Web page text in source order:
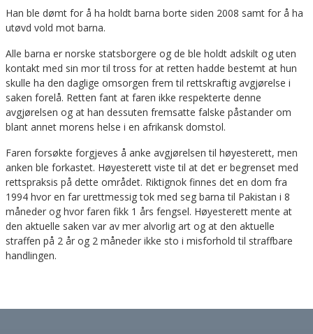
Han ble dømt for å ha holdt barna borte siden 2008 samt for å ha
utøvd vold mot barna.
Alle barna er norske statsborgere og de ble holdt adskilt og uten
kontakt med sin mor til tross for at retten hadde bestemt at hun
skulle ha den daglige omsorgen frem til rettskraftig avgjørelse i
saken forelå. Retten fant at faren ikke respekterte denne
avgjørelsen og at han dessuten fremsatte falske påstander om
blant annet morens helse i en afrikansk domstol.
Faren forsøkte forgjeves å anke avgjørelsen til høyesterett, men
anken ble forkastet. Høyesterett viste til at det er begrenset med
rettspraksis på dette området. Riktignok finnes det en dom fra
1994 hvor en far urettmessig tok med seg barna til Pakistan i 8
måneder og hvor faren fikk 1 års fengsel. Høyesterett mente at
den aktuelle saken var av mer alvorlig art og at den aktuelle
straffen på 2 år og 2 måneder ikke sto i misforhold til straffbare
handlingen.